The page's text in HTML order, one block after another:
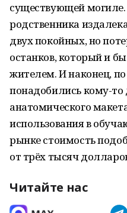
существующей могиле.
родственника
двух покойных, но
останков, который и
жителем. И наконец, по
понадобились кому-то
анатомического
использования в
рынке стоимость
от трёх тысяч
Читайте нас